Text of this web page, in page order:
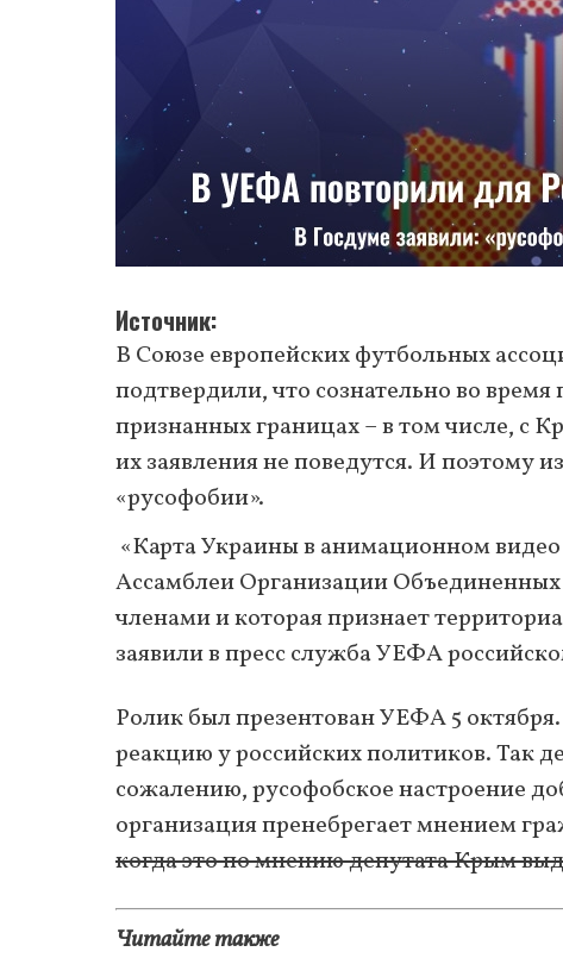
Источник
В Союзе европейских футбольных
подтвердили, что сознательно во
признанных границах – в том числе, с
их заявления не поведутся. И поэтому
«русофобии».
«Карта Украины в анимационном
Ассамблеи Организации
членами и которая признает
заявили в пресс служба УЕФА
Ролик был презентован УЕФА 5
реакцию у российских политиков. Так
сожалению, русофобское настроение
организация пренебрегает мнением
когда это по мнению депутата Крым
Читайте также